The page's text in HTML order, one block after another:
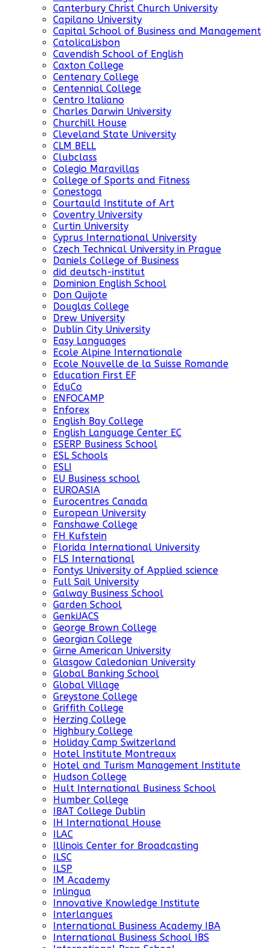
Canterbury Christ Church University
Capilano University
Capital School of Business and Management
CatolicaLisbon
Cavendish School of English
Caxton College
Centenary College
Centennial College
Centro Italiano
Charles Darwin University
Churchill House
Cleveland State University
CLM BELL
Clubclass
Colegio Maravillas
College of Sports and Fitness
Conestoga
Courtauld Institute of Art
Coventry University
Curtin University
Cyprus International University
Czech Technical University in Prague
Daniels College of Business
did deutsch-institut
Dominion English School
Don Quijote
Douglas College
Drew University
Dublin City University
Easy Languages
Ecole Alpine Internationale
Ecole Nouvelle de la Suisse Romande
Education First EF
EduCo
ENFOCAMP
Enforex
English Bay College
English Language Center EC
ESERP Business School
ESL Schools
ESLI
EU Business school
EUROASIA
Eurocentres Canada
European University
Fanshawe College
FH Kufstein
Florida International University
FLS International
Fontys University of Applied science
Full Sail University
Galway Business School
Garden School
GenkiJACS
George Brown College
Georgian College
Girne American University
Glasgow Caledonian University
Global Banking School
Global Village
Greystone College
Griffith College
Herzing College
Highbury College
Holiday Camp Switzerland
Hotel Institute Montreaux
Hotel and Turism Management Institute
Hudson College
Hult International Business School
Humber College
IBAT College Dublin
IH International House
ILAC
Illinois Center for Broadcasting
ILSC
ILSP
IM Academy
Inlingua
Innovative Knowledge Institute
Interlangues
International Business Academy IBA
International Business School IBS